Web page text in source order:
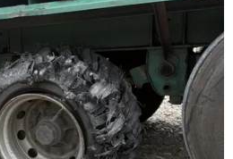
Kim Ngân tiếp đại diện lãnh đạo
(Ảnh: Trọng Đức/TTXVN)
khi tham dự Diễn đàn
Việt Nam-Hàn Quốc, Chủ